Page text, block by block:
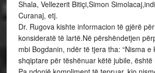
Shala, Vellezerit Bitiçi,Simon
Curanaj, etj.
Dr. Rugova kishte informacion të gjërë
konsideratë të lartë.Në përshëndetjen
mbi Bogdanin, ndër të tjera tha: “Nisma e
shqiptare për tëshënuar këtë jubile,